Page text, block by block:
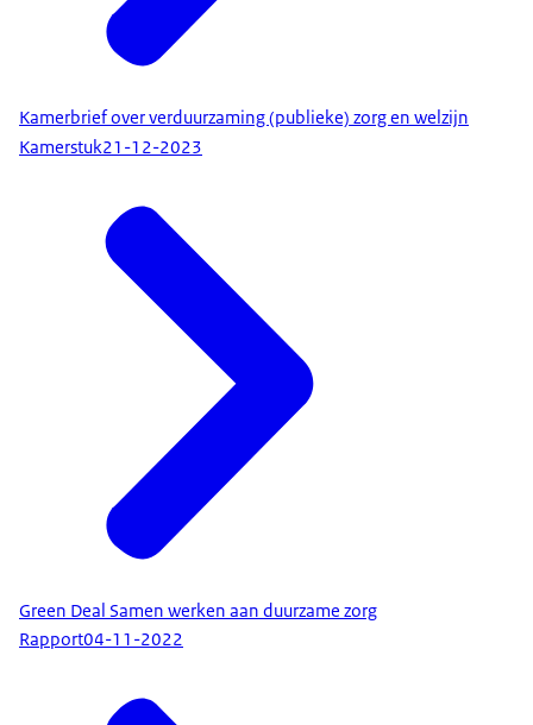
Kamerbrief over verduurzaming (publieke) zorg en welzijn
Kamerstuk21-12-2023
Green Deal Samen werken aan duurzame zorg
Rapport04-11-2022